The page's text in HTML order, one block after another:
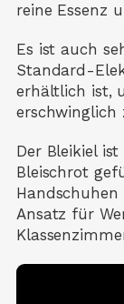
reine Essenz
Es ist auch
Standard-
erhältlich ist,
erschwinglich
Der Bleikiel
Bleischrot
Ansatz für